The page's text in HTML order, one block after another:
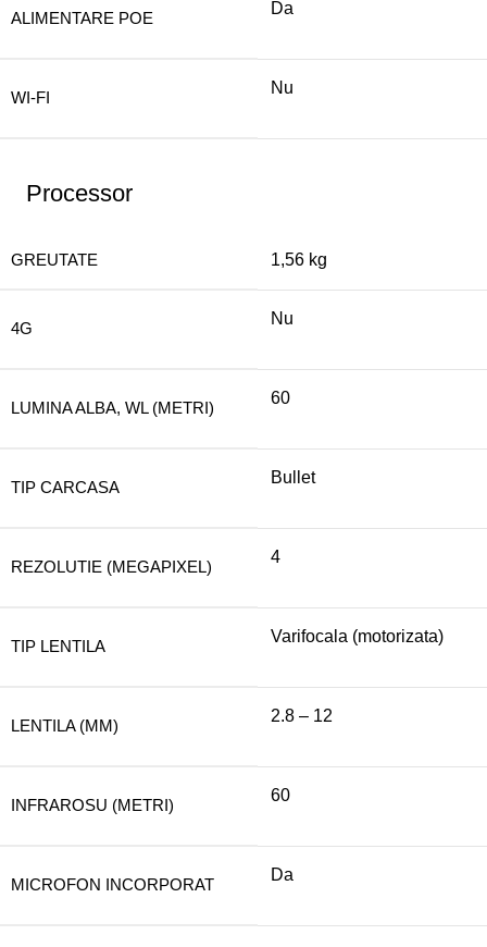
ALIMENTARE POE
Da
WI-FI
Nu
Processor
GREUTATE 1,56 kg
4G
Nu
LUMINA ALBA, WL (METRI)
60
TIP CARCASA
Bullet
REZOLUTIE (MEGAPIXEL)
4
TIP LENTILA
Varifocala (motorizata)
LENTILA (MM)
2.8 – 12
INFRAROSU (METRI)
60
MICROFON INCORPORAT
Da